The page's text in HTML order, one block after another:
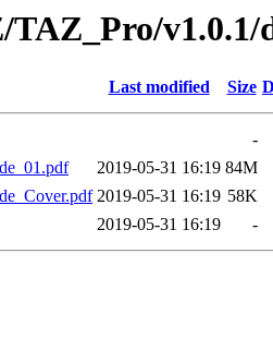
v1.0.1/
Last modified Size
-
2019-05-31 16:19 84M
2019-05-31 16:19 58K
2019-05-31 16:19 -